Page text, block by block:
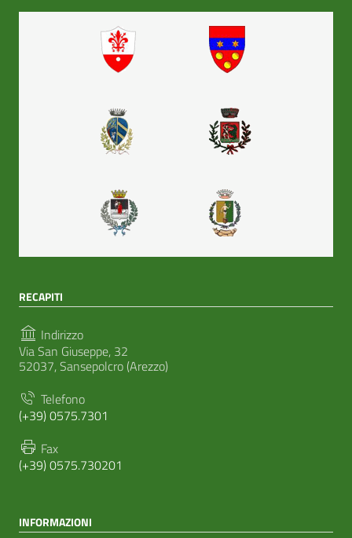
RECAPITI
Indirizzo
Via San Giuseppe, 32
52037, Sansepolcro (Arezzo)
Telefono
(+39) 0575.7301
Fax
(+39) 0575.730201
INFORMAZIONI